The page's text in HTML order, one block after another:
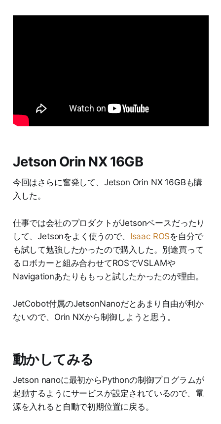
Jetson Orin NX 16GB
今回はさらに奮発して、Jetson Orin NX 16GBも購
入した。
仕事では会社のプロダクトがJetsonベースだったり
して、Jetsonをよく使うので、 Isaac ROSを自分で
も試して勉強したかったので購入した。別途買って
るロボカーと組み合わせてROSでVSLAMや
Navigationあたりももっと試したかったのが理由。
JetCobot付属のJetsonNanoだとあまり自由が利か
ないので、Orin NXから制御しようと思う。
動かしてみる
Jetson nanoに最初からPythonの制御プログラムが
起動するようにサービスが設定されているので、電
源を入れると自動で初期位置に戻る。